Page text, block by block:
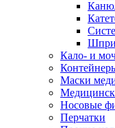
Кало- и
Маски
Носовые
Перчатки